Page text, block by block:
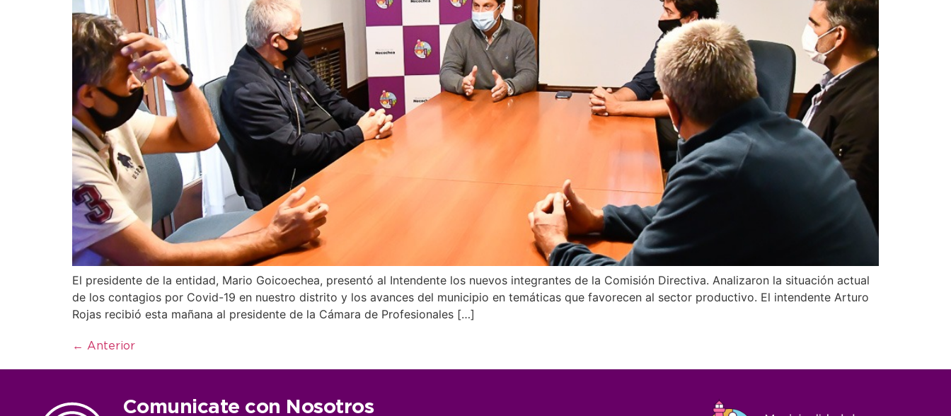
El presidente de la entidad, Mario Goicoechea, presentó al Intendente los nuevos integrantes de la Comisión Directiva. Analizaron la situación actual
de los contagios por Covid-19 en nuestro distrito y los avances del municipio en temáticas que favorecen al sector productivo. El intendente Arturo
Rojas recibió esta mañana al presidente de la Cámara de Profesionales […]
← Anterior
Comunicate con Nosotros